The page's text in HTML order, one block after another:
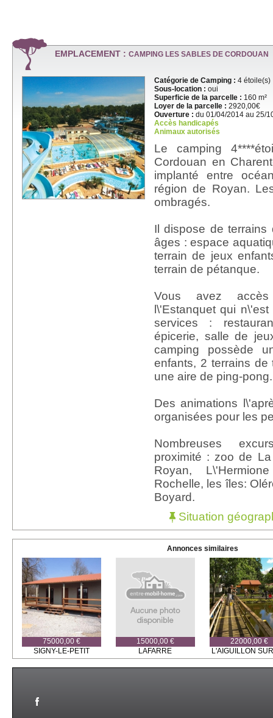
EMPLACEMENT : CAMPING LES SABLES DE CORDOUAN
Catégorie de Camping : 4 étoile(s)
Sous-location : oui
Superficie de la parcelle : 160 m²
Loyer de la parcelle : 2920,00€
Ouverture : du 01/04/2014 au 25/
Accès handicapés
Animaux autorisés
Le camping
Cordouan en
implanté entre
région de Royan.
ombragés.
Il dispose de
âges : espace
terrain de jeux
terrain de pétanque.
Vous avez
l\'Estanquet qui
services :
épicerie, salle de
camping possède
enfants, 2 terrains de
une aire de ping-pong.
Des animations
organisées pour les
Nombreuses
proximité : zoo de
Royan,
Rochelle, les îles:
Boyard.
Situation
Annonces similaires
75000,00 €
SIGNY-LE-PETIT
15000,00 €
LAFARRE
22000,00 €
L'AIGUILLON